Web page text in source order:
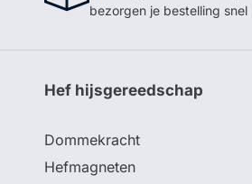
bezorgen je bestelling snel
Hef hijsgereedschap
Dommekracht
Hefmagneten